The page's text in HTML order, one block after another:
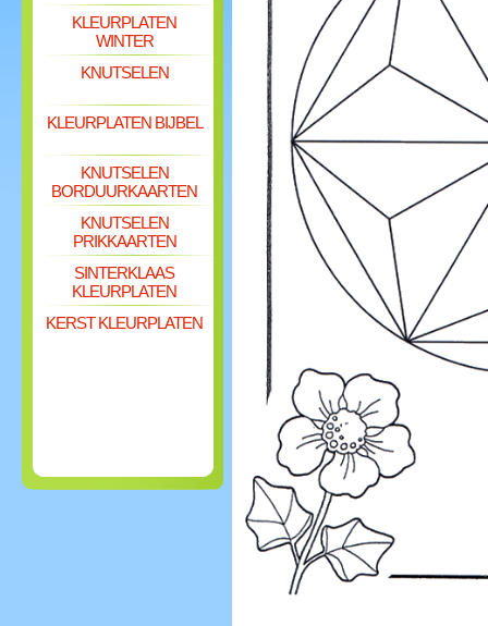
KLEURPLATEN
WINTER
KNUTSELEN
KLEURPLATEN BIJBEL
KNUTSELEN
BORDUURKAARTEN
KNUTSELEN
PRIKKAARTEN
SINTERKLAAS
KLEURPLATEN
KERST KLEURPLATEN